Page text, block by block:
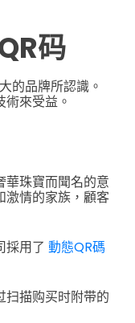
码
的品牌所認識。
來受益。
珠寶而聞名的意
激情的家族，顧客
採用了 動態QR碼
扫描购买时附带的